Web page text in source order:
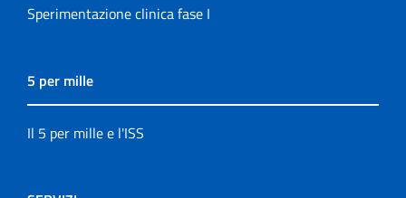
Sperimentazione clinica fase I
5 per mille
Il 5 per mille e l'ISS